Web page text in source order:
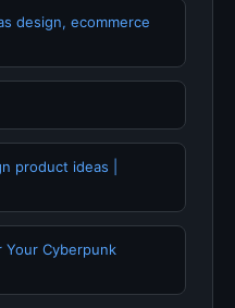
design, ecommerce
product ideas |
Cyberpunk